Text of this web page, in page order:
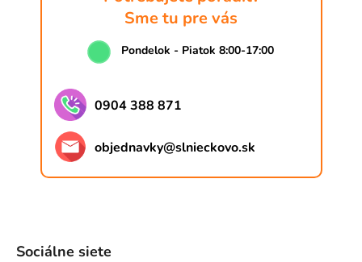
y
v
ý
u
Sme tu pre vás
Pondelok - Piatok 8:00-17:00
0904 388 871
objednavky@slnieckovo.sk
Sociálne siete